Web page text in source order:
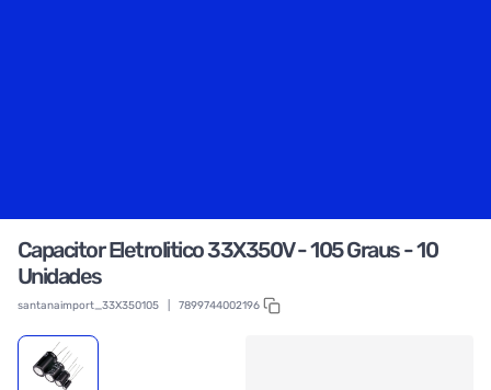
Capacitor Eletrolitico 33X350V - 105 Graus - 10
Unidades
santanaimport_33X350105 7899744002196